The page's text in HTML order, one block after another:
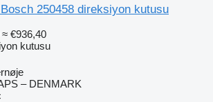
250458 direksiyon kutusu
≈ €936,40
kutusu
– DENMARK